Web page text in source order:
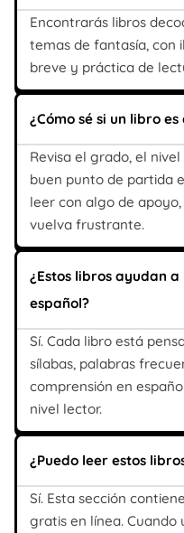
Encontrarás libros
temas de fantasía, con
breve y práctica de
¿Cómo sé si un libro
Revisa el grado, el
buen punto de partida
leer con algo de
vuelva frustrante.
¿Estos libros ayudan
español?
Sí. Cada libro está
sílabas, palabras
comprensión en
nivel lector.
¿Puedo leer estos
Sí. Esta sección
gratis en línea. Cuando